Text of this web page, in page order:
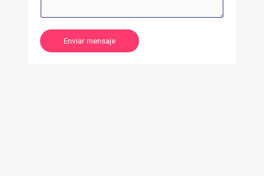
Enviar mensaje